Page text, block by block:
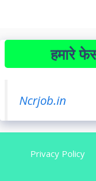
हमारे
Ncrjob.in
Privacy Policy